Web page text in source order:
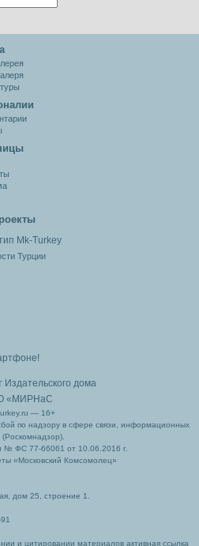
Турции
дома
«МИРНаС
— 16+
по надзору в сфере связи, информационных
№ ФС 77-66061 от 10.06.2016 г.
«Московский Комсомолец»
дом 25, строение 1.
и цитировании материалов активная ссылка